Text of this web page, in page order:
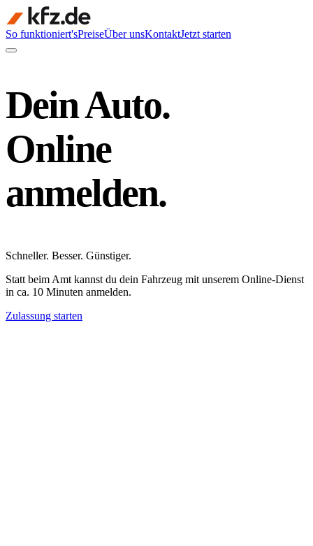
So funktioniert'sPreiseÜber unsKontaktJetzt starten
Dein Auto.
Online
anmelden.
Schneller. Besser. Günstiger.
Statt beim Amt kannst du dein Fahrzeug mit unserem Online-Dienst
in ca. 10 Minuten anmelden.
Zulassung starten